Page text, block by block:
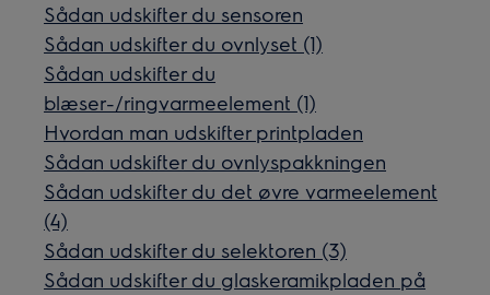
Sådan udskifter du sensoren
Sådan udskifter du ovnlyset (1)
Sådan udskifter du
blæser-/ringvarmeelement (1)
Hvordan man udskifter printpladen
Sådan udskifter du ovnlyspakkningen
Sådan udskifter du det øvre varmeelement
(4)
Sådan udskifter du selektoren (3)
Sådan udskifter du glaskeramikpladen på